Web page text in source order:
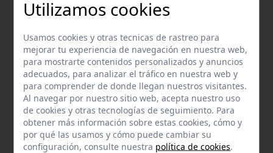
Cazalla de la Sierra
Circular
Km:0,00
a 0,33 km.
Sierra Norte Gravel SH 68 kms
Cazalla de la Sierra
Utilizamos cookies
Usamos cookies y otras tecnicas de rastreo para
mejorar tu experiencia de navegación en nuestra web,
para mostrarte contenidos personalizados y anuncios
adecuados, para analizar el tráfico en nuestra web y
para comprender de donde llegan nuestros visitantes.
Al navegar por nuestro sitio web, acepta nuestro uso
de cookies y otras tecnologías de seguimiento. Para
obtener más información sobre estas cookies, cómo y
por qué las usamos y cómo puede cambiar su
configuración, consulte nuestra política de cookies.